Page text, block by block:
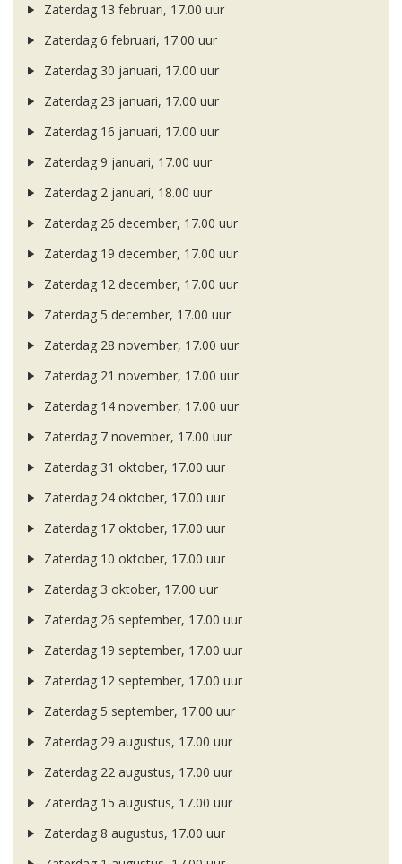
Zaterdag 13 februari, 17.00 uur
Zaterdag 6 februari, 17.00 uur
Zaterdag 30 januari, 17.00 uur
Zaterdag 23 januari, 17.00 uur
Zaterdag 16 januari, 17.00 uur
Zaterdag 9 januari, 17.00 uur
Zaterdag 2 januari, 18.00 uur
Zaterdag 26 december, 17.00 uur
Zaterdag 19 december, 17.00 uur
Zaterdag 12 december, 17.00 uur
Zaterdag 5 december, 17.00 uur
Zaterdag 28 november, 17.00 uur
Zaterdag 21 november, 17.00 uur
Zaterdag 14 november, 17.00 uur
Zaterdag 7 november, 17.00 uur
Zaterdag 31 oktober, 17.00 uur
Zaterdag 24 oktober, 17.00 uur
Zaterdag 17 oktober, 17.00 uur
Zaterdag 10 oktober, 17.00 uur
Zaterdag 3 oktober, 17.00 uur
Zaterdag 26 september, 17.00 uur
Zaterdag 19 september, 17.00 uur
Zaterdag 12 september, 17.00 uur
Zaterdag 5 september, 17.00 uur
Zaterdag 29 augustus, 17.00 uur
Zaterdag 22 augustus, 17.00 uur
Zaterdag 15 augustus, 17.00 uur
Zaterdag 8 augustus, 17.00 uur